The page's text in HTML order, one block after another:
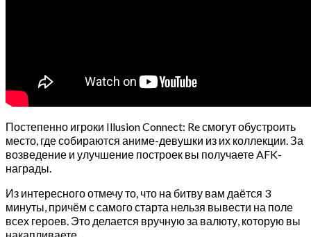
Постепенно игроки Illusion Connect: Re смогут обустроить
место, где собираются аниме-девушки из их коллекции. За
возведение и улучшение построек вы получаете AFK-
награды.
Из интересного отмечу то, что на битву вам даётся 3
минуты, причём с самого старта нельзя вывести на поле
всех героев. Это делается вручную за валюту, которую вы